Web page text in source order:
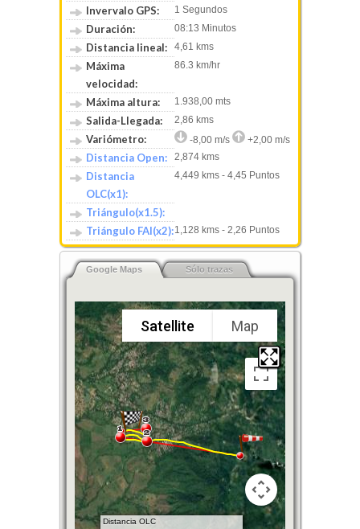
Invervalo GPS: 1 Segundos
Duración: 08:13 Minutos
Distancia lineal: 4,61 kms
Máxima
velocidad:
86.3 km/hr
Máxima altura: 1.938,00 mts
Salida-Llegada: 2,86 kms
Variómetro: -8,00 m/s +2,00 m/s
Distancia Open: 2,874 kms
Distancia
OLC(x1):
4,449 kms - 4,45 Puntos
Triángulo(x1.5):
Triángulo FAI(x2):1,128 kms - 2,26 Puntos
Google Maps Sólo trazas
Distancia OLC
Satellite Map